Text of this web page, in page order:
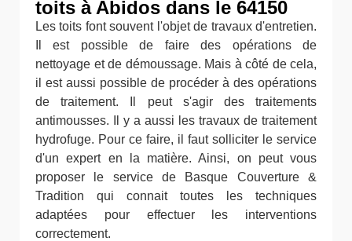
toits à Abidos dans le 64150
Les toits font souvent l'objet de travaux d'entretien.
Il est possible de faire des opérations de
nettoyage et de démoussage. Mais à côté de cela,
il est aussi possible de procéder à des opérations
de traitement. Il peut s'agir des traitements
antimousses. Il y a aussi les travaux de traitement
hydrofuge. Pour ce faire, il faut solliciter le service
d'un expert en la matière. Ainsi, on peut vous
proposer le service de Basque Couverture &
Tradition qui connait toutes les techniques
adaptées pour effectuer les interventions
correctement.